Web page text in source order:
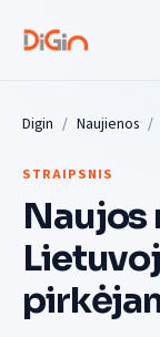
Digin Naujienos
STRAIPSNIS
Naujos